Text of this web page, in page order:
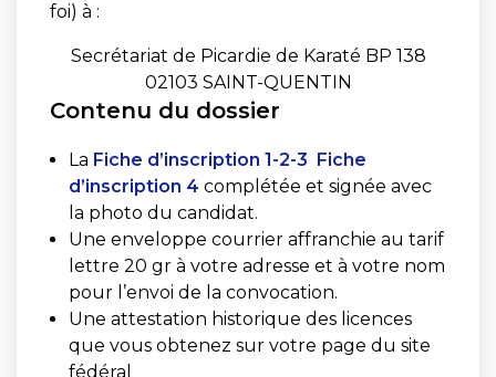
foi) à :
Secrétariat de Picardie de Karaté BP 138
02103 SAINT-QUENTIN
Contenu du dossier
La Fiche d’inscription 1-2-3
Fiche
d’inscription 4 complétée et signée avec
la photo du candidat.
Une enveloppe courrier affranchie au tarif
lettre 20 gr à votre adresse et à votre nom
pour l’envoi de la convocation.
Une attestation historique des licences
que vous obtenez sur votre page du site
fédéral